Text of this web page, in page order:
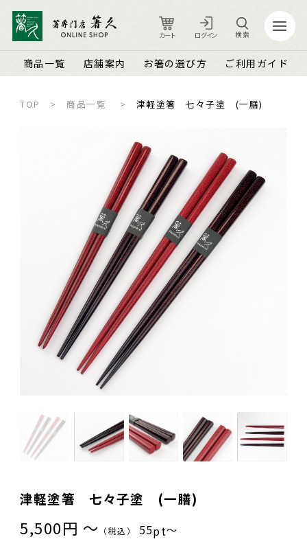
商品一覧 店舗案内 お箸の選び方 ご利用ガイド
検索
カート ログイン
ご利用ガイド
品質保証とメンテナンス
名入れ可能なお箸
結婚祝い・結婚記念日
長寿祝い・賀寿（還暦・古希・米寿など）
ご夫婦・ご両親へ（夫婦箸）
お食い初め・出産祝い・入園祝い・卒園祝い（子供箸）
成人祝い・卒業祝い・就職祝い
普段使い・自宅用
産地独自の塗り箸（津軽・若狭・輪島）
イベント・記念品・ノベルティオリジナルデザイン箸（小ロッ
トより承ります）
お知らせ
商品ピックアップ＆トピックス
お客さまの声
お箸の魅力
よくあるご質問
お箸の選び方
箸久スタッフブログ
名入れ箸のご紹介
カート ログイン
プライバシーポリシー
特定商取引法に基づく表示
TOP 商品一覧 津軽塗箸 七々子塗 (一膳)
津軽塗箸 七々子塗 (一膳)
5,500円 〜 （税込） 55pt〜